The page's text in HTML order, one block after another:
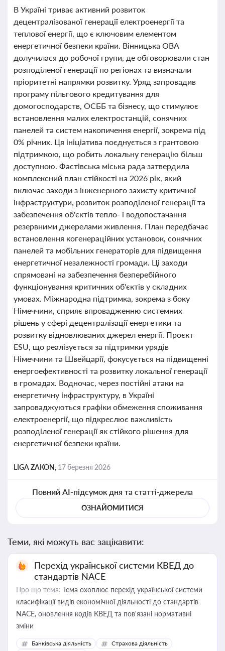
В Україні триває активний розвиток
децентралізованої генерації електроенергії та
теплової енергії, що є ключовим елементом
енергетичної безпеки країни. Вінницька ОВА
долучилася до робочої групи, де обговорювали стан
розподіленої генерації по регіонах та визначали
пріоритетні напрямки розвитку. Уряд запровадив
програму пільгового кредитування для
домогосподарств, ОСББ та бізнесу, що стимулює
встановлення малих електростанцій, сонячних
панелей та систем накопичення енергії, зокрема під
0% річних. Ця ініціатива поєднується з грантовою
підтримкою, що робить локальну генерацію більш
доступною. Фастівська міська рада затвердила
комплексний план стійкості на 2026 рік, який
включає заходи з інженерного захисту критичної
інфраструктури, розвиток розподіленої генерації та
забезпечення об'єктів тепло- і водопостачання
резервними джерелами живлення. План передбачає
встановлення когенераційних установок, сонячних
панелей та мобільних генераторів для підвищення
енергетичної незалежності громади. Ці заходи
спрямовані на забезпечення безперебійного
функціонування критичних об'єктів у складних
умовах. Міжнародна підтримка, зокрема з боку
Німеччини, сприяє впровадженню системних
рішень у сфері децентралізації енергетики та
розвитку відновлюваних джерел енергії. Проєкт
ESU, що реалізується за підтримки урядів
Німеччини та Швейцарії, фокусується на підвищенні
енергоефективності та розвитку локальної генерації
в громадах. Водночас, через постійні атаки на
енергетичну інфраструктуру, в Україні
запроваджуються графіки обмеження споживання
електроенергії, що підкреслює важливість
розподіленої генерації як стійкого рішення для
енергетичної безпеки країни.
LIGA ZAKON, 17 березня 2026
Повний AI-підсумок дня та статті-джерела
ОЗНАЙОМИТИСЯ
Теми, які можуть вас зацікавити:
Перехід української системи КВЕД до
стандартів NACE
Про що тема: Тема охоплює перехід української системи
класифікації видів економічної діяльності до стандартів
NACE, оновлення кодів КВЕД та пов'язані нормативні
зміни
Банківська діяльність
Страхова діяльність